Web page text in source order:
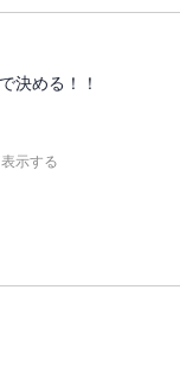
玲二の
巻!!
決める！！
与えられる!!
巻!!
示する